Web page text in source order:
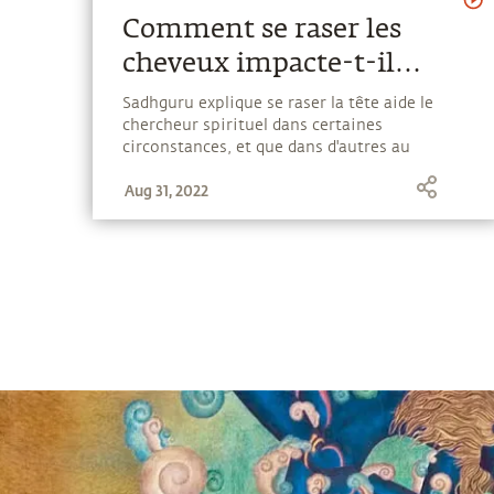
Comment se raser les
cheveux impacte-t-il
notre énergie ?
Sadhguru explique se raser la tête aide le
chercheur spirituel dans certaines
circonstances, et que dans d'autres au
pousser les cheveux.
Aug 31, 2022